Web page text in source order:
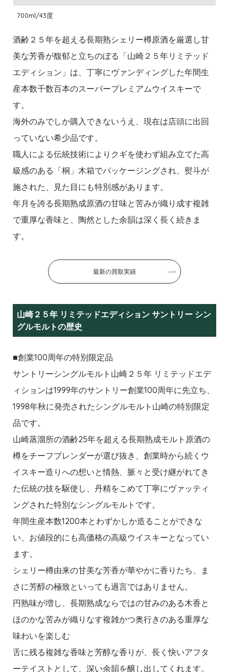
700ml/43度
酒齢２５年を超える長期熟シェリー樽原酒を厳選し甘
美な芳香が馥郁と立ちのぼる「山崎２５年リミテッド
エディション」は、丁寧にヴァンディングした年間生
産本数千数百本のスーパープレミアムウイスキーで
す。
海外のみでしか購入できないうえ、現在は店頭に出回
っていない希少品です。
職人による伝統技術によりクギを使わず組み立てた高
級感のある「桐」木箱でパッケージングされ、熨斗が
施された、見た目にも特別感があります。
年月を誇る長期熟成原酒の甘味と苦みが織り成す複雑
で重厚な香味と、陶然とした余韻は深く長く続きま
す。
最新の買取実績
山崎２５年 リミテッドエディション サントリー シン
グルモルトの歴史
■創業100周年の特別限定品
サントリーシングルモルト山崎２５年 リミテッドエデ
ィションは1999年のサントリー創業100周年に先立ち、
1998年秋に発売されたシングルモルト山崎の特別限定
品です。
山崎蒸溜所の酒齢25年を超える長期熟成モルト原酒の
樽をチーフブレンダーが選び抜き、創業時から続くウ
イスキー造りへの想いと情熱、脈々と受け継がれてき
た伝統の技を駆使し、丹精をこめて丁寧にヴァッティ
ングされた特別なシングルモルトです。
年間生産本数1200本とわずかしか造ることができな
い、お値段的にも高価格の高級ウイスキーとなってい
ます。
シェリー樽由来の甘美な芳香が華やかに香りたち、ま
さに芳醇の極致といっても過言ではありません。
円熟味が増し、長期熟成ならではの甘みのある木香と
ほのかな苦みが織りなす複雑かつ奥行きのある重厚な
味わいを楽しむ
舌に残る複雑な香味と芳醇な香りが、長く快いアフタ
ーテイストとして、深い余韻を醸し出してくれます。